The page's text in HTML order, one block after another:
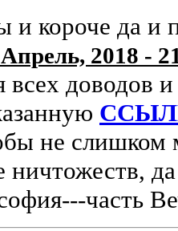
короче да и
2018 -
доводов
не слишком
ничтожеств,
часть